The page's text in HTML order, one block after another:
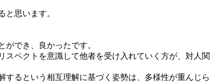
と思います。
でき、良かったです。
スペクトを意識して他者を受け入れていく方が、対人関
するという相互理解に基づく姿勢は、多様性が重んじら